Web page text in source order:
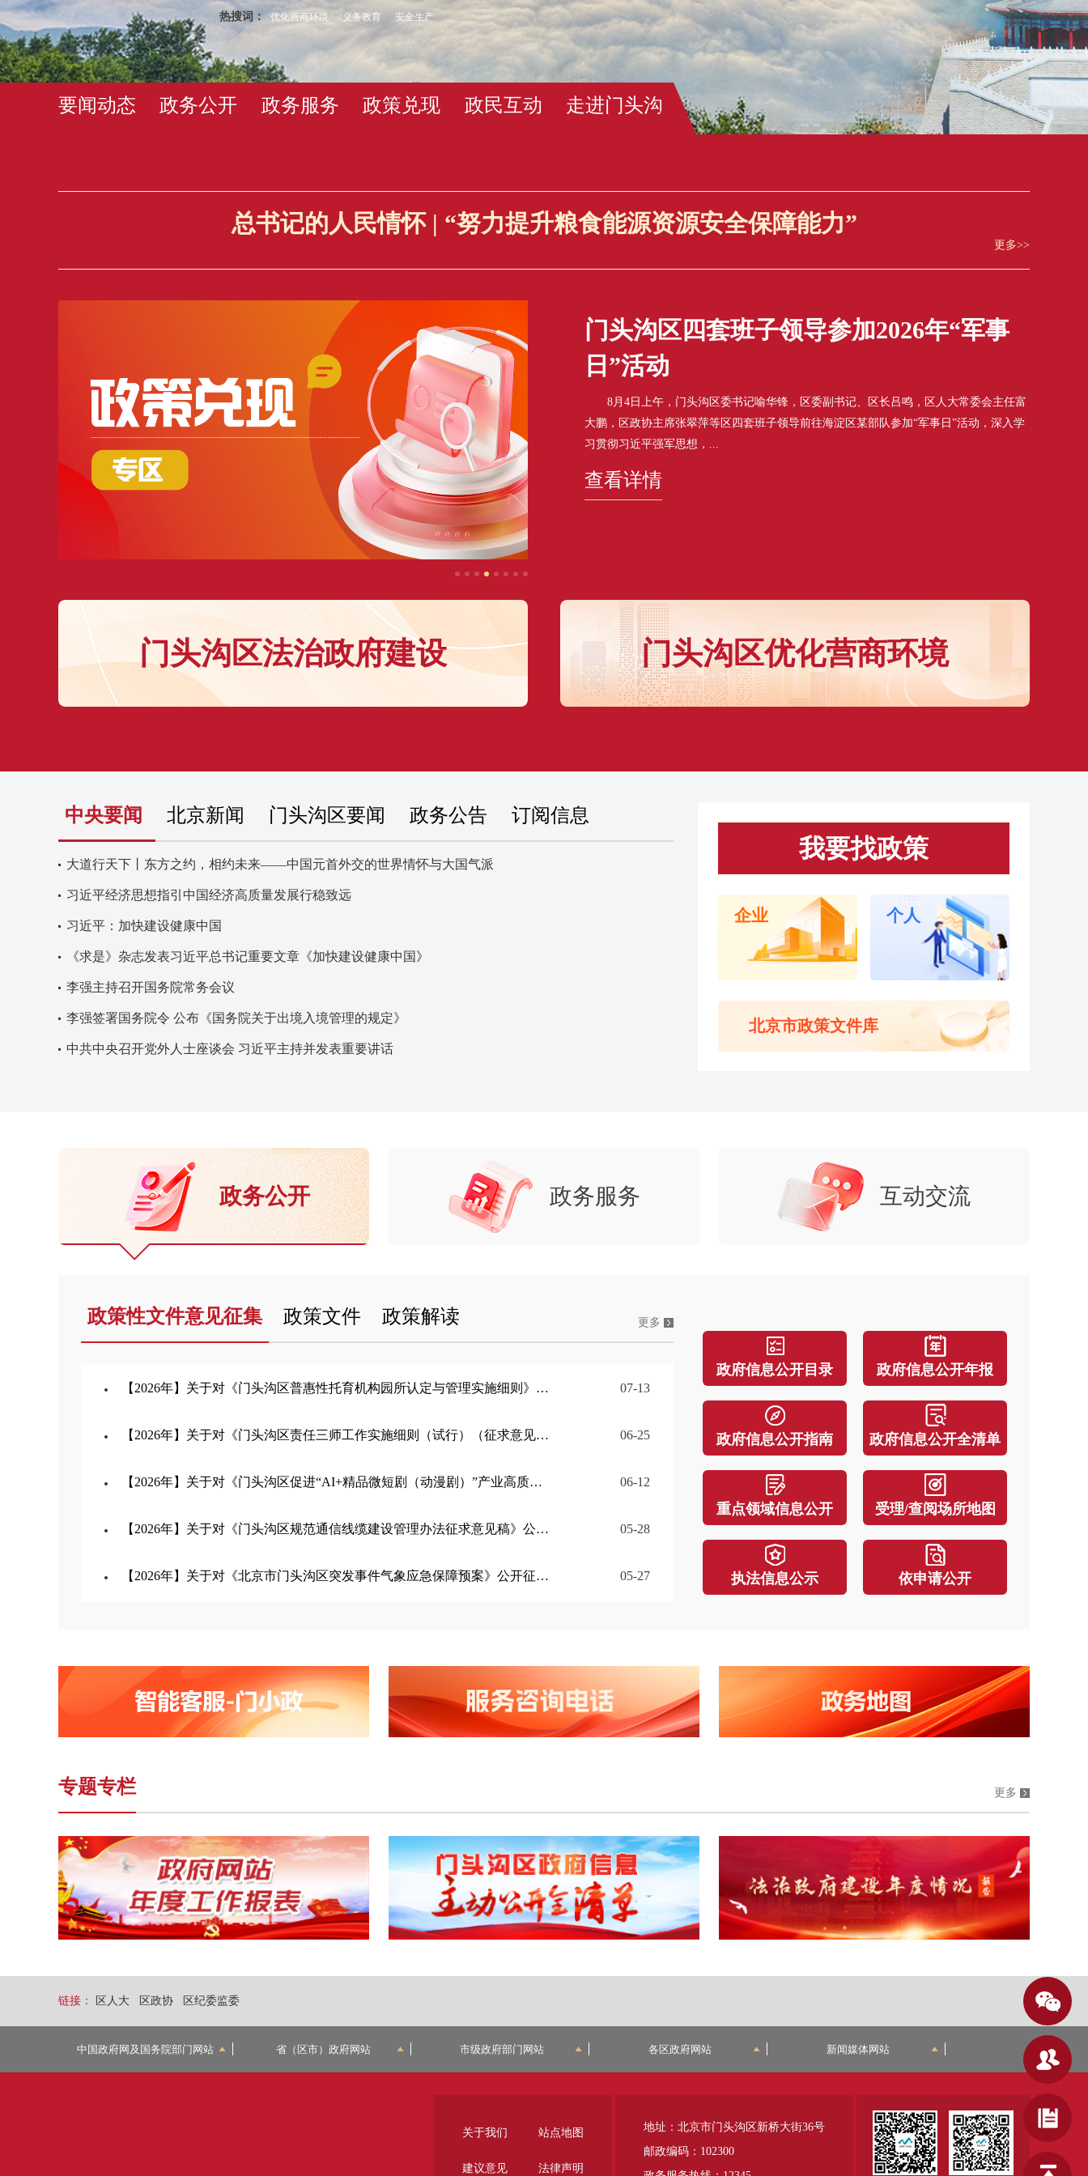
热搜词： 优化营商环境 义务教育 安全生产
要闻动态 政务公开 政务服务 政策兑现 政民互动 走进门头沟
总书记的人民情怀 | “努力提升粮食能源资源安全保障能力”
更多>>
门头沟区四套班子领导参加2026年“军事
日”活动
8月4日上午，门头沟区委书记喻华锋，区委副书记、区长吕鸣，区人大常委会主任富
大鹏，区政协主席张翠萍等区四套班子领导前往海淀区某部队参加“军事日”活动，深入学
习贯彻习近平强军思想，...
查看详情
门头沟区法治政府建设 门头沟区优化营商环境
中央要闻 北京新闻 门头沟区要闻 政务公告 订阅信息
大道行天下丨东方之约，相约未来——中国元首外交的世界情怀与大国气派
习近平经济思想指引中国经济高质量发展行稳致远
习近平：加快建设健康中国
《求是》杂志发表习近平总书记重要文章《加快建设健康中国》
李强主持召开国务院常务会议
李强签署国务院令 公布《国务院关于出境入境管理的规定》
中共中央召开党外人士座谈会 习近平主持并发表重要讲话
百花燕归 万象京华 第38届大众电影百花奖系列活动在京开幕
本市进一步优化住房限购政策 非京籍家庭购房社保个税缴纳年限降为1
吧台调茶饮 街巷卖好物 “新店员”商圈上岗忙 机器人增添城市烟火气
本轮降雨39处积滞水点高效处置 雅园涵洞、分钟寺桥积水40分钟恢复
展示为中国企业“走出去”提供支撑的专业力量 服贸会首设出海服务推
上半年483家特色首店密集落地 520余场首发首秀首展首演轮番上演 首
我要找政策
企业 个人
北京市政策文件库
政务公开 政务服务 互动交流
政策性文件意见征集 政策文件 政策解读 更多
【2026年】关于对《门头沟区普惠性托育机构园所认定与管理实施细则》公开征集意见的公告 07-13
【2026年】关于对《门头沟区责任三师工作实施细则（试行）（征求意见稿）》公开征集意见的公告 06-25
【2026年】关于对《门头沟区促进“AI+精品微短剧（动漫剧）”产业高质量发展的意见》公开征集意见的公告 06-12
【2026年】关于对《门头沟区规范通信线缆建设管理办法征求意见稿》公开征集意见的公告 05-28
【2026年】关于对《北京市门头沟区突发事件气象应急保障预案》公开征集意见的公告 05-27
北京市门头沟区人民政府关于印发《京白梨地理标志产品保护管理办法
门头沟区教育委员会关于印发《门头沟区普惠性托育机构园所认定与管理实施细
门头沟区发展和改革委员会关于门头沟区普惠型综合科技保险保费补贴申报
门头沟区教育委员会 门头沟区财政局关于印发《门头沟区落实学生资助政策实施细则
（失效）北京市门头沟区经济和信息化局关于开展2026年度《门头沟区促进信息传输、软件和信息技术服务业高质量发展若干措施》（第
政府信息公开目录 政府信息公开年报
政府信息公开指南 政府信息公开全清单
重点领域信息公开 受理/查阅场所地图
执法信息公示 依申请公开
专题专栏 更多
链接： 区人大 区政协 区纪委监委
中国政府网及国务院部门网站 省（区市）政府网站 市级政府部门网站 各区政府网站 新闻媒体网站
地址：北京市门头沟区新桥大街36号
邮政编码：102300
关于我们 站点地图
建议意见 法律声明